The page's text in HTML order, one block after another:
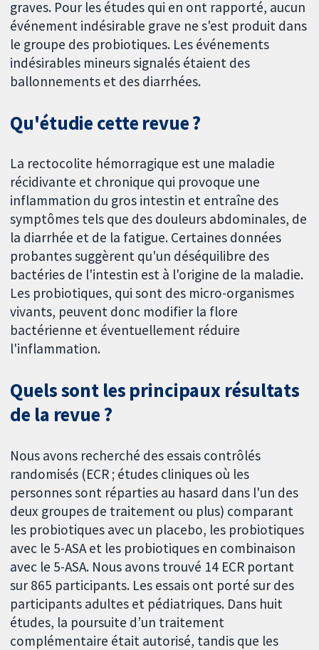
graves. Pour les études qui en ont rapporté, aucun
événement indésirable grave ne s'est produit dans
le groupe des probiotiques. Les événements
indésirables mineurs signalés étaient des
ballonnements et des diarrhées.
Qu'étudie cette revue ?
La rectocolite hémorragique est une maladie
récidivante et chronique qui provoque une
inflammation du gros intestin et entraîne des
symptômes tels que des douleurs abdominales, de
la diarrhée et de la fatigue. Certaines données
probantes suggèrent qu'un déséquilibre des
bactéries de l'intestin est à l'origine de la maladie.
Les probiotiques, qui sont des micro-organismes
vivants, peuvent donc modifier la flore
bactérienne et éventuellement réduire
l'inflammation.
Quels sont les principaux résultats
de la revue ?
Nous avons recherché des essais contrôlés
randomisés (ECR ; études cliniques où les
personnes sont réparties au hasard dans l'un des
deux groupes de traitement ou plus) comparant
les probiotiques avec un placebo, les probiotiques
avec le 5-ASA et les probiotiques en combinaison
avec le 5-ASA. Nous avons trouvé 14 ECR portant
sur 865 participants. Les essais ont porté sur des
participants adultes et pédiatriques. Dans huit
études, la poursuite d’un traitement
complémentaire était autorisé, tandis que les